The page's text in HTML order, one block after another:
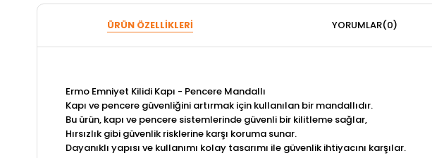
ÜRÜN ÖZELLIKLERI YORUMLAR(0)
Ermo Emniyet Kilidi Kapı - Pencere Mandallı
Kapı ve pencere güvenliğini artırmak için kullanılan bir mandallıdır.
Bu ürün, kapı ve pencere sistemlerinde güvenli bir kilitleme sağlar,
Hırsızlık gibi güvenlik risklerine karşı koruma sunar.
Dayanıklı yapısı ve kullanımı kolay tasarımı ile güvenlik ihtiyacını karşılar.